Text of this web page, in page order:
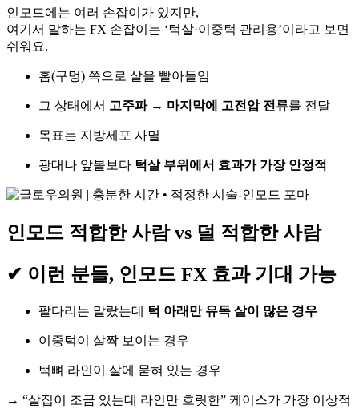
인모드에는 여러 손잡이가 있지만,
여기서 말하는 FX 손잡이는 ‘턱살·이중턱 관리용’이라고 보면
쉬워요.
홈(구멍) 쪽으로 살을 빨아들임
그 상태에서 고주파 → 마지막에 고전압 전류를 전달
목표는 지방세포 사멸
광대나 앞볼보다 턱살 부위에서 효과가 가장 안정적
인모드 적합한 사람 vs 덜 적합한 사람
✔ 이런 분들, 인모드 FX 효과 기대 가능
팔다리는 말랐는데 턱 아래만 유독 살이 많은 경우
이중턱이 살짝 보이는 경우
턱뼈 라인이 살에 묻혀 있는 경우
→ “살집이 조금 있는데 라인만 흐릿한” 케이스가 가장 이상적